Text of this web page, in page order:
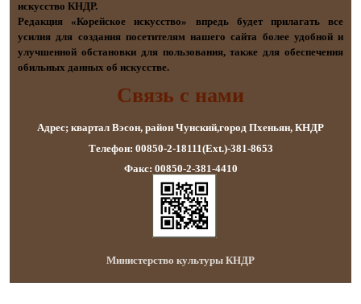
искусство КНДР.
Редакция «Корейское искусство» впредь будет прилагать все
усилия для создания посетителям нашего сайта более удобной и
улучшенной обстановки для пользования, также для обеспечения
обильных данных об искусстве.
Связь с нами
Адрес; квартал Вэсон, район Чунский,город Пхеньян, КНДР
Телефон: 00850-2-18111(Ext.)-381-8653
Факс: 00850-2-381-4410
Министерство культуры КНДР